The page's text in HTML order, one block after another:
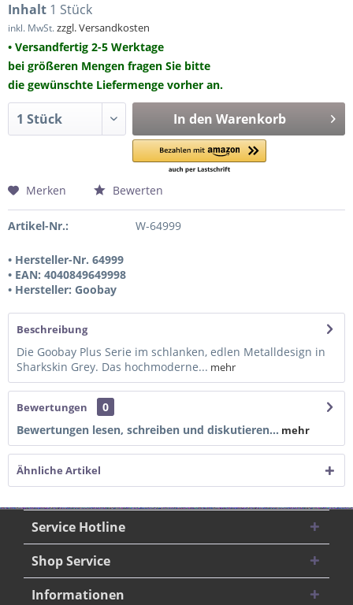
Inhalt 1 Stück
inkl. MwSt.zzgl. Versandkosten
• Versandfertig 2-5 Werktage
bei größeren Mengen fragen Sie bitte
die gewünschte Liefermenge vorher an.
In den Warenkorb
Merken Bewerten
Artikel-Nr.: W-64999
• Hersteller-Nr. 64999
• EAN: 4040849649998
• Hersteller: Goobay
Beschreibung
Die Goobay Plus Serie im schlanken, edlen Metalldesign in
Sharkskin Grey. Das hochmoderne... mehr
Bewertungen
0
Bewertungen lesen, schreiben und diskutieren... mehr
Ähnliche Artikel
Service Hotline
Shop Service
Informationen